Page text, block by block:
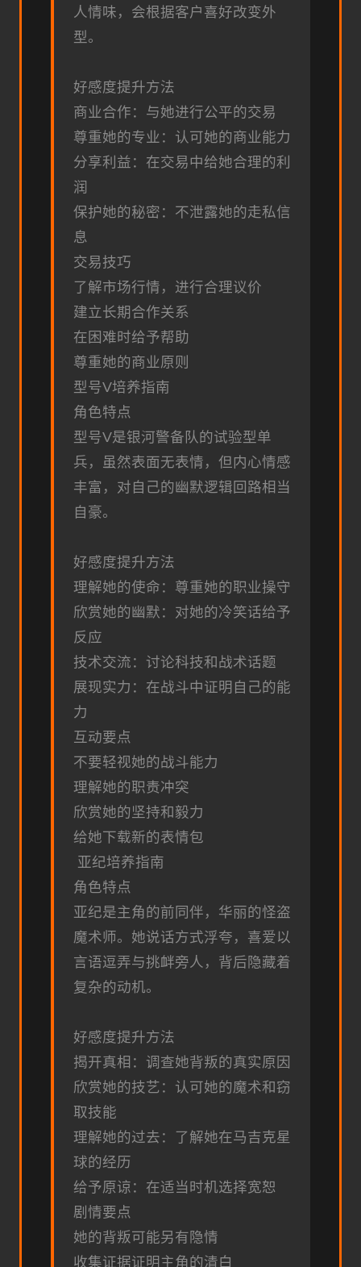
人情味，会根据客户喜好改变外
型。
好感度提升方法
商业合作：与她进行公平的交易
尊重她的专业：认可她的商业能力
分享利益：在交易中给她合理的利
润
保护她的秘密：不泄露她的走私信
息
交易技巧
了解市场行情，进行合理议价
建立长期合作关系
在困难时给予帮助
尊重她的商业原则
型号V培养指南
角色特点
型号V是银河警备队的试验型单
兵，虽然表面无表情，但内心情感
丰富，对自己的幽默逻辑回路相当
自豪。
好感度提升方法
理解她的使命：尊重她的职业操守
欣赏她的幽默：对她的冷笑话给予
反应
技术交流：讨论科技和战术话题
展现实力：在战斗中证明自己的能
力
互动要点
不要轻视她的战斗能力
理解她的职责冲突
欣赏她的坚持和毅力
给她下载新的表情包
亚纪培养指南
角色特点
亚纪是主角的前同伴，华丽的怪盗
魔术师。她说话方式浮夸，喜爱以
言语逗弄与挑衅旁人，背后隐藏着
复杂的动机。
好感度提升方法
揭开真相：调查她背叛的真实原因
欣赏她的技艺：认可她的魔术和窃
取技能
理解她的过去：了解她在马吉克星
球的经历
给予原谅：在适当时机选择宽恕
剧情要点
她的背叛可能另有隐情
收集证据证明主角的清白